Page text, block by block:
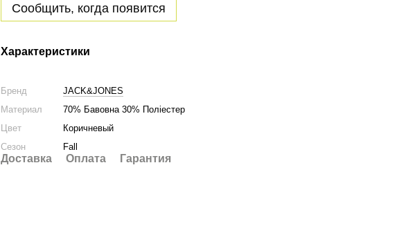
Сообщить, когда появится
Характеристики
Бренд
JACK&JONES
Материал
70% Бавовна 30% Поліестер
Цвет
Коричневый
Сезон
Fall
Доставка Оплата Гарантия